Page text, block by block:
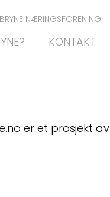
BRYNE NÆRINGSFORENING
KONTAKT
er et prosjekt av